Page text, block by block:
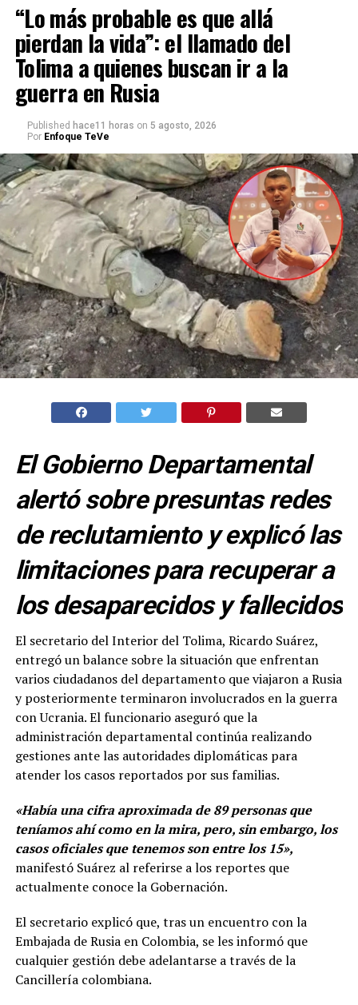
“Lo más probable es que allá
pierdan la vida”: el llamado del
Tolima a quienes buscan ir a la
guerra en Rusia
Published hace11 horas on 5 agosto, 2026
Por Enfoque TeVe
El Gobierno Departamental
alertó sobre presuntas redes
de reclutamiento y explicó las
limitaciones para recuperar a
los desaparecidos y fallecidos
El secretario del Interior del Tolima, Ricardo Suárez,
entregó un balance sobre la situación que enfrentan
varios ciudadanos del departamento que viajaron a Rusia
y posteriormente terminaron involucrados en la guerra
con Ucrania. El funcionario aseguró que la
administración departamental continúa realizando
gestiones ante las autoridades diplomáticas para
atender los casos reportados por sus familias.
«Había una cifra aproximada de 89 personas que
teníamos ahí como en la mira, pero, sin embargo, los
casos oficiales que tenemos son entre los 15»,
manifestó Suárez al referirse a los reportes que
actualmente conoce la Gobernación.
El secretario explicó que, tras un encuentro con la
Embajada de Rusia en Colombia, se les informó que
cualquier gestión debe adelantarse a través de la
Cancillería colombiana.